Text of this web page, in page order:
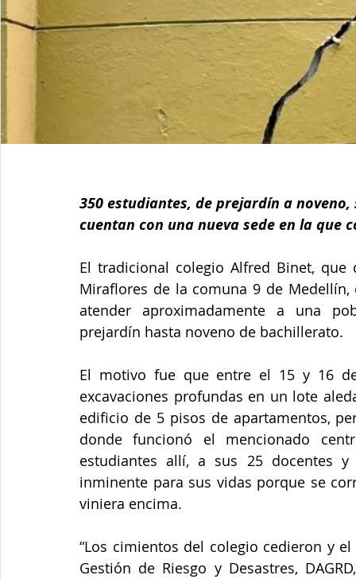
350 estudiantes, de prejardín a
cuentan con una nueva sede en la que
El tradicional colegio Alfred Binet,
Miraflores de la comuna 9 de
atender aproximadamente a una
prejardín hasta noveno de bachillerato.
El motivo fue que entre el 15 y 16
excavaciones profundas en un lote
edificio de 5 pisos de apartamentos,
donde funcionó el mencionado
estudiantes allí, a sus 25 docentes
inminente para sus vidas porque se
viniera encima.
“Los cimientos del colegio cedieron y
Gestión de Riesgo y Desastres,